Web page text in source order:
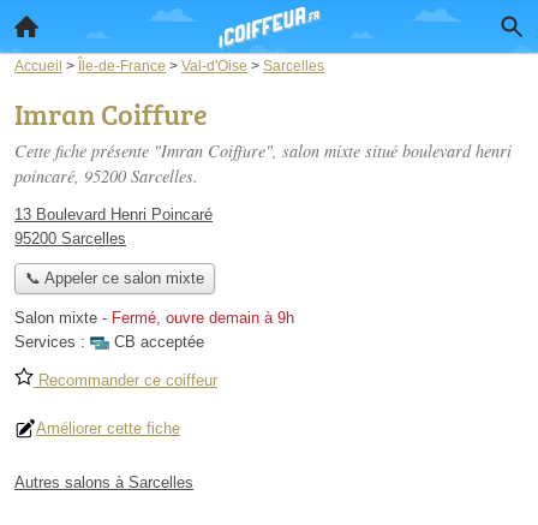
Accueil > Île-de-France > Val-d'Oise > Sarcelles
Imran Coiffure
Cette fiche présente "Imran Coiffure", salon mixte situé boulevard henri
poincaré, 95200 Sarcelles.
13 Boulevard Henri Poincaré
95200 Sarcelles
📞 Appeler ce salon mixte
Salon mixte - Fermé, ouvre demain à 9h
Services :
CB acceptée
Recommander ce coiffeur
Améliorer cette fiche
Autres salons à Sarcelles